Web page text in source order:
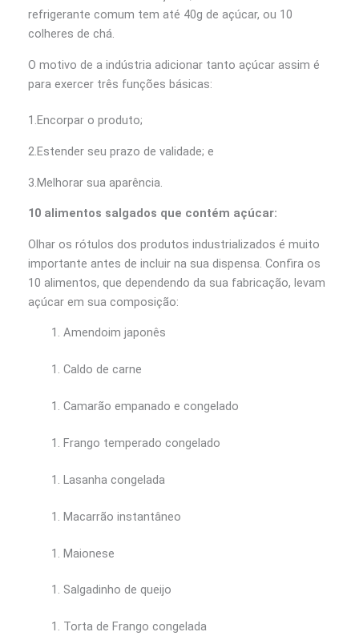
refrigerante comum tem até 40g de açúcar, ou 10
colheres de chá.
O motivo de a indústria adicionar tanto açúcar assim é
para exercer três funções básicas:
1.Encorpar o produto;
2.Estender seu prazo de validade; e
3.Melhorar sua aparência.
10 alimentos salgados que contém açúcar:
Olhar os rótulos dos produtos industrializados é muito
importante antes de incluir na sua dispensa. Confira os
10 alimentos, que dependendo da sua fabricação, levam
açúcar em sua composição:
Amendoim japonês
Caldo de carne
Camarão empanado e congelado
Frango temperado congelado
Lasanha congelada
Macarrão instantâneo
Maionese
Salgadinho de queijo
Torta de Frango congelada